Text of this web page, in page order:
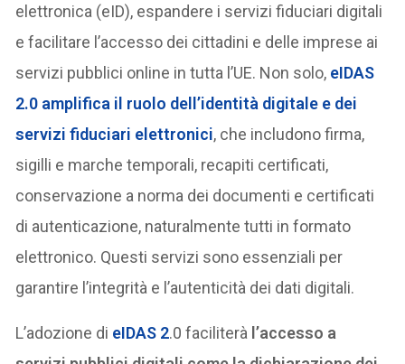
elettronica (eID), espandere i servizi fiduciari digitali
e facilitare l’accesso dei cittadini e delle imprese ai
servizi pubblici online in tutta l’UE. Non solo, eIDAS
2.0 amplifica il ruolo dell’identità digitale e dei
servizi fiduciari elettronici, che includono firma,
sigilli e marche temporali, recapiti certificati,
conservazione a norma dei documenti e certificati
di autenticazione, naturalmente tutti in formato
elettronico. Questi servizi sono essenziali per
garantire l’integrità e l’autenticità dei dati digitali.
L’adozione di eIDAS 2.0 faciliterà l’accesso a